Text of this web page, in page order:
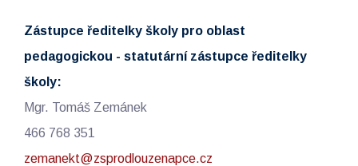
Zástupce ředitelky školy pro oblast
pedagogickou - statutární zástupce ředitelky
školy:
Mgr. Tomáš Zemánek
466 768 351
zemanekt@zsprodlouzenapce.cz